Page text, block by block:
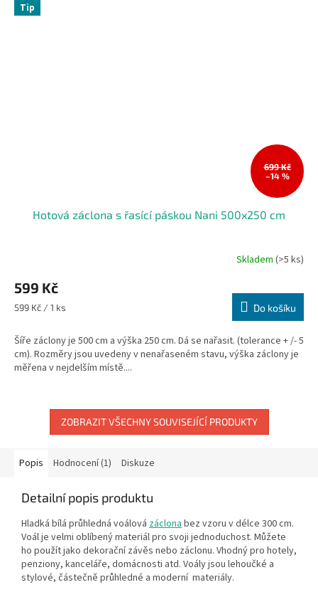
Tip
699 Kč
–14 %
Hotová záclona s řasící páskou Nani 500x250 cm
Skladem (>5 ks)
599 Kč
Měrná
599 Kč / 1 ks Do košíku
Šíře záclony je 500 cm a výška 250 cm. Dá se nařasit. (tolerance + /- 5
cm). Rozměry jsou uvedeny v nenařaseném stavu, výška záclony je
měřena v nejdelším místě....
ZOBRAZIT VŠECHNY SOUVISEJÍCÍ PRODUKTY
Popis Hodnocení (1) Diskuze
Detailní popis produktu
Hladká bílá průhledná voálová záclonabez vzoru v délce 300 cm.
Voál je velmi oblíbený materiál pro svoji jednoduchost. Můžete
ho použít jako dekorační závěs nebo záclonu. Vhodný pro hotely,
penziony, kanceláře, domácnosti atd. Voály jsou lehoučké a
stylové, částečně průhledné a moderní materiály.